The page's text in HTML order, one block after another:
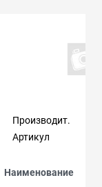
Производит.
Артикул
Наименование